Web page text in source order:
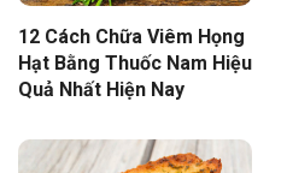
12 Cách Chữa Viêm Họng
Hạt Bằng Thuốc Nam Hiệu
Quả Nhất Hiện Nay